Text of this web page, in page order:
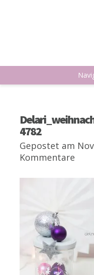
4782
Gepostet am
Kommentare